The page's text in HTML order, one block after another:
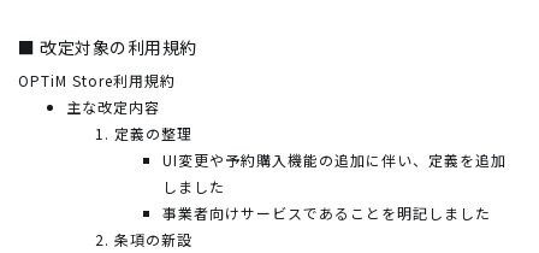
■ 改定対象の利用規約
OPTiM Store利用規約
主な改定内容
定義の整理
UI変更や予約購入機能の追加に伴い、定義を追加
しました
事業者向けサービスであることを明記しました
条項の新設